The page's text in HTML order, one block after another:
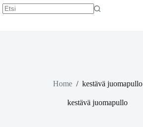
Home / kestävä juomapullo
kestävä juomapullo